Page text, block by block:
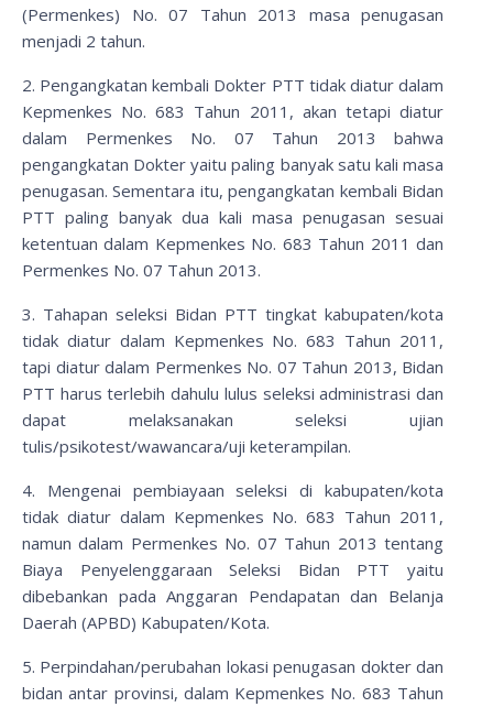
(Permenkes) No. 07 Tahun 2013 masa penugasan
menjadi 2 tahun.
2. Pengangkatan kembali Dokter PTT tidak diatur dalam
Kepmenkes No. 683 Tahun 2011, akan tetapi diatur
dalam Permenkes No. 07 Tahun 2013 bahwa
pengangkatan Dokter yaitu paling banyak satu kali masa
penugasan. Sementara itu, pengangkatan kembali Bidan
PTT paling banyak dua kali masa penugasan sesuai
ketentuan dalam Kepmenkes No. 683 Tahun 2011 dan
Permenkes No. 07 Tahun 2013.
3. Tahapan seleksi Bidan PTT tingkat kabupaten/kota
tidak diatur dalam Kepmenkes No. 683 Tahun 2011,
tapi diatur dalam Permenkes No. 07 Tahun 2013, Bidan
PTT harus terlebih dahulu lulus seleksi administrasi dan
dapat melaksanakan seleksi ujian
tulis/psikotest/wawancara/uji keterampilan.
4. Mengenai pembiayaan seleksi di kabupaten/kota
tidak diatur dalam Kepmenkes No. 683 Tahun 2011,
namun dalam Permenkes No. 07 Tahun 2013 tentang
Biaya Penyelenggaraan Seleksi Bidan PTT yaitu
dibebankan pada Anggaran Pendapatan dan Belanja
Daerah (APBD) Kabupaten/Kota.
5. Perpindahan/perubahan lokasi penugasan dokter dan
bidan antar provinsi, dalam Kepmenkes No. 683 Tahun